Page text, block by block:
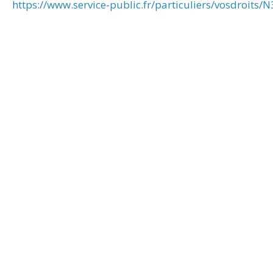
https://www.service-public.fr/particuliers/vosdroits/